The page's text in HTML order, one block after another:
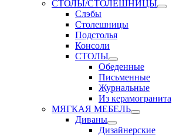
СТОЛЫ/СТОЛЕШНИЦЫ
Слэбы
Столешницы
Подстолья
Консоли
СТОЛЫ
Обеденные
Письменные
Журнальные
Из керамогранита
МЯГКАЯ МЕБЕЛЬ
Диваны
Дизайнерские